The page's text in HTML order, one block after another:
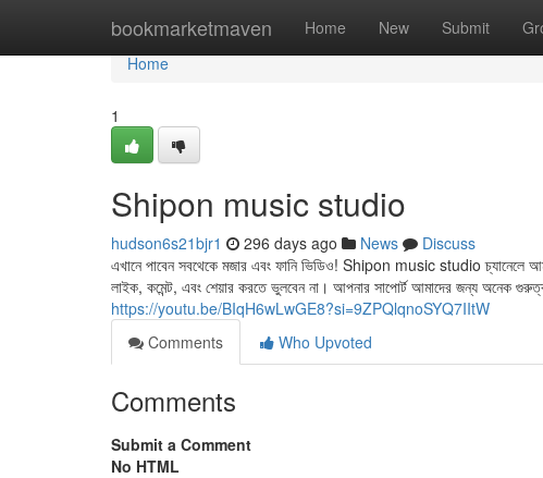
bookmarketmaven Home New Submit
Home
Home
1
Shipon music studio
hudson6s21bjr1 296 days ago News
Discuss
এখানে পাবেন সবথেকে মজার এবং ফানি ভিডিও! Shipon music studio চ্যানেলে
লাইক, কমেন্ট, এবং শেয়ার করতে ভুলবেন না। আপনার সাপোর্ট আমাদের জন্য অনেক
https://youtu.be/BIqH6wLwGE8?si=9ZPQlqnoSYQ7IItW
Comments
Who Upvoted
Comments
Submit a Comment
No HTML